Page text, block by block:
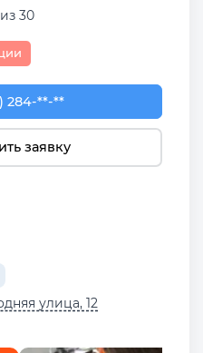
30
284-12-57
284-**-**
заявку
улица, 12